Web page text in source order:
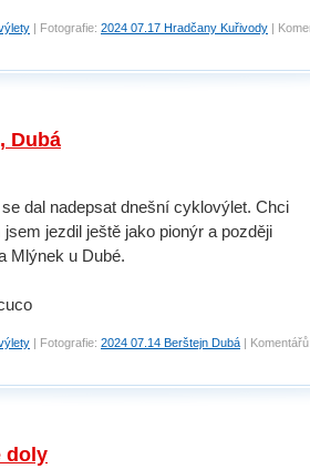
| Fotografie: 2024 07.17 Hradčany Kuřivody |
Dubá
dal nadepsat dnešní cyklovýlet. Chci
jezdil ještě jako pionýr a později
Mlýnek u Dubé.
| Fotografie: 2024 07.14 Berštejn Dubá | Komentářů:
doly